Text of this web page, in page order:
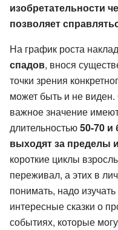
изобретательности
позволяет
На график роста
спадов, внося
точки зрения
может быть и не
важное значение
длительностью50-70 и
выходят за пределы
короткие циклы
переживал, а этих в
понимать, надо
интересные сказки о
событиях, которые